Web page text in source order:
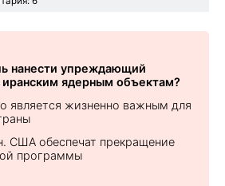
нанести упреждающий
ядерным объектам?
является жизненно важным для
США обеспечат прекращение
программы